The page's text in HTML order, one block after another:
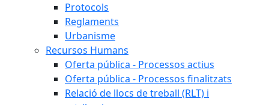
Protocols
Reglaments
Urbanisme
Recursos Humans
Oferta pública - Processos actius
Oferta pública - Processos finalitzats
Relació de llocs de treball (RLT) i